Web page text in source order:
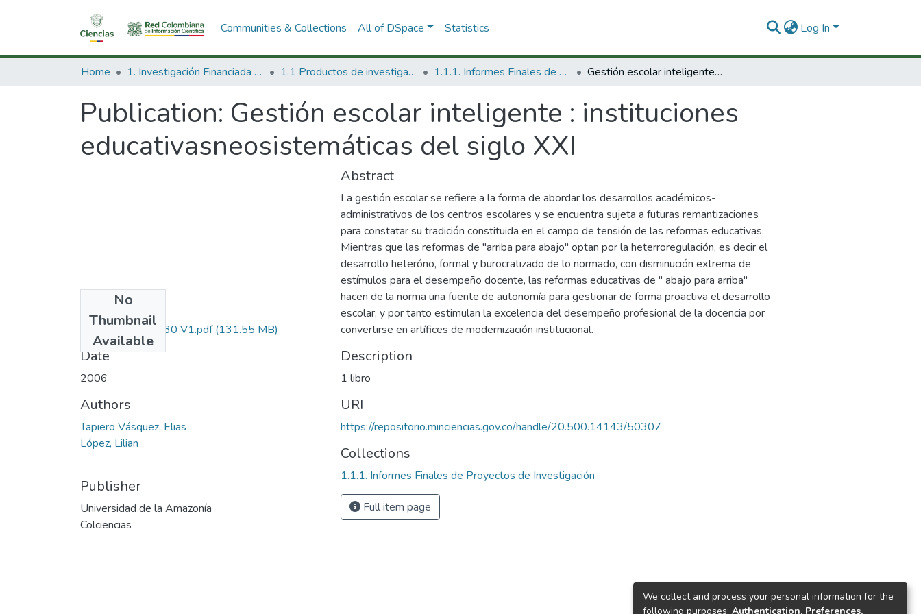
Communities & Collections All of DSpace Statistics Log In
Home 1. Investigación Financiada con Recursos Públicos 1.1 Productos de investigación 1.1.1. Informes Finales de Proyectos de Investigación Gestión escolar inteligente : instituciones educativasneosistemáticas del siglo XXI
Publication: Gestión escolar inteligente : instituciones
educativasneosistemáticas del siglo XXI
No
Thumbnail
Available
1131-11-14030 V1.pdf(131.55 MB)
Date
2006
Authors
Tapiero Vásquez, Elias
López, Lilian
Publisher
Universidad de la Amazonía
Colciencias
Abstract
La gestión escolar se refiere a la forma de abordar los desarrollos académicos-
administrativos de los centros escolares y se encuentra sujeta a futuras remantizaciones
para constatar su tradición constituida en el campo de tensión de las reformas educativas.
Mientras que las reformas de "arriba para abajo" optan por la heterroregulación, es decir el
desarrollo heteróno, formal y burocratizado de lo normado, con disminución extrema de
estímulos para el desempeño docente, las reformas educativas de " abajo para arriba"
hacen de la norma una fuente de autonomía para gestionar de forma proactiva el desarrollo
escolar, y por tanto estimulan la excelencia del desempeño profesional de la docencia por
convertirse en artífices de modernización institucional.
Description
1 libro
URI
https://repositorio.minciencias.gov.co/handle/20.500.14143/50307
Collections
1.1.1. Informes Finales de Proyectos de Investigación
Full item page
We collect and process your personal information for the
following purposes: Authentication, Preferences,